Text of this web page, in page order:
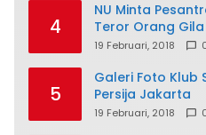
4
NU Minta
Teror Orang Gila
19 Februari, 2018
5
Galeri Foto Klub
Persija Jakarta
19 Februari, 2018